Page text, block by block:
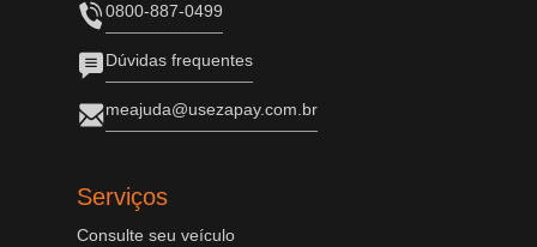
0800-887-0499
Dúvidas frequentes
meajuda@usezapay.com.br
Serviços
Consulte seu veículo